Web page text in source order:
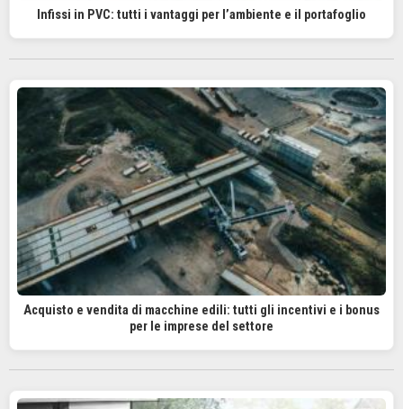
Infissi in PVC: tutti i vantaggi per l’ambiente e il portafoglio
Acquisto e vendita di macchine edili: tutti gli incentivi e i bonus
per le imprese del settore